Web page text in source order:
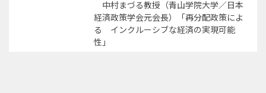
中村まづる教授（青山学院大学／日本
経済政策学会元会長）「再分配政策によ
る インクルーシブな経済の実現可能
性」